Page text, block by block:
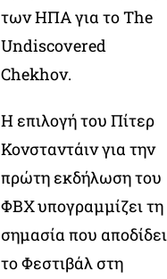
των ΗΠΑ για το The
Undiscovered
Chekhov.
Η επιλογή του Πίτερ
Κονσταντάιν για την
πρώτη εκδήλωση του
ΦΒΧ υπογραμμίζει τη
σημασία που αποδίδει
το Φεστιβάλ στη